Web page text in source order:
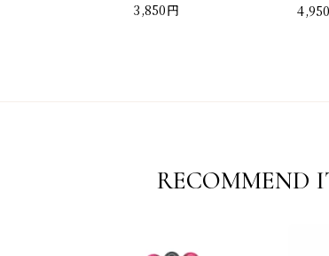
3,850円
RECOMMEND